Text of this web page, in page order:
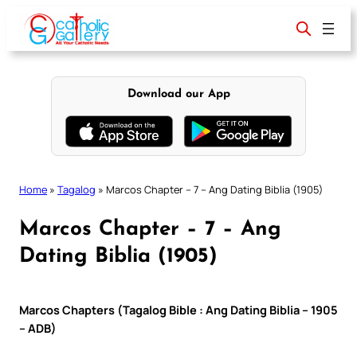
content
Download our App
Home » Tagalog » Marcos Chapter – 7 – Ang Dating Biblia (1905)
Marcos Chapter – 7 – Ang
Dating Biblia (1905)
Marcos Chapters (Tagalog Bible : Ang Dating Biblia – 1905
– ADB)